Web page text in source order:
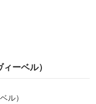
ーベル）
ル）